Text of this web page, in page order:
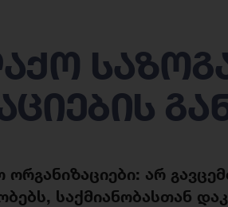
არ
საქმიანობასთან